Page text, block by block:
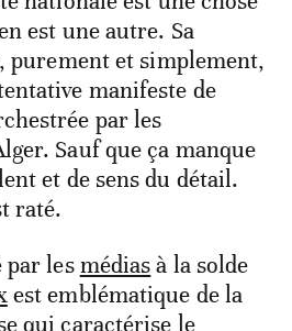
est une autre. Sa
purement et simplement,
manifeste de
par les
Sauf que ça manque
et de sens du détail.
raté.
par lesmédiasà la solde
est emblématique de la
qui caractérise le